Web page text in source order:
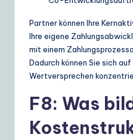
Partner können Ihre
Ihre eigene
mit einem
Dadurch können Sie sich
Wertversprechen
F8: Was